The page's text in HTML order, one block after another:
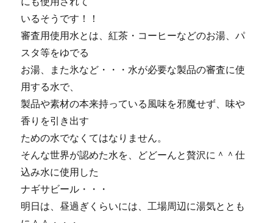
いるそうです！！
審査用使用水とは、紅茶・コーヒーなどのお湯、パ
スタ等をゆでる
お湯、また氷など・・・水が必要な製品の審査に使
用する水で、
製品や素材の本来持っている風味を邪魔せず、味や
香りを引き出す
ための水でなくてはなりません。
そんな世界が認めた水を、どどーんと贅沢に＾＾仕
込み水に使用した
ナギサビール・・・
明日は、昼過ぎくらいには、工場周辺に湯気ととも